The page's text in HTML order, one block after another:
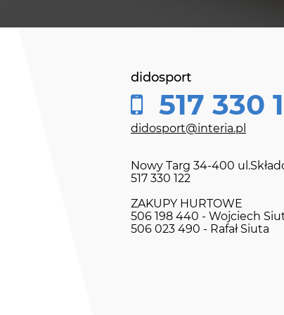
didosport
517 330
didosport@interia.pl
Nowy Targ 34-400
517 330 122
ZAKUPY HURTOWE
506 198 440 - Wojciech
506 023 490 - Rafał Siuta